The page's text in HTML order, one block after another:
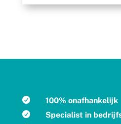
 100% onafhankelijk
 Specialist in